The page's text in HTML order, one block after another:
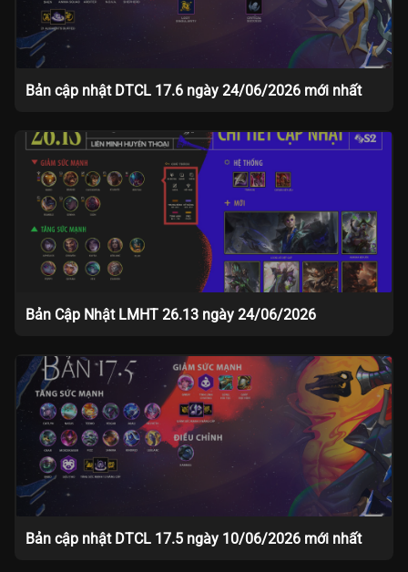
Bản cập nhật DTCL 17.6 ngày 24/06/2026 mới nhất
Bản Cập Nhật LMHT 26.13 ngày 24/06/2026
Bản cập nhật DTCL 17.5 ngày 10/06/2026 mới nhất